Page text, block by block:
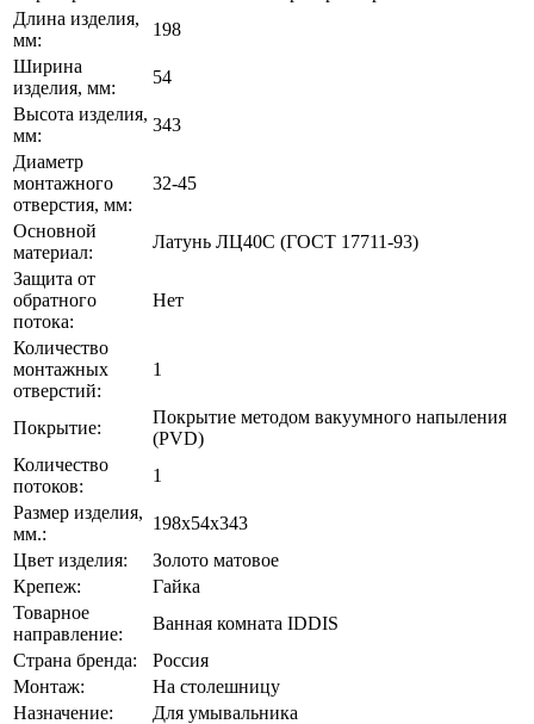
Длина изделия,
мм:
198
Ширина
изделия, мм:
54
Высота изделия,
мм:
343
Диаметр
монтажного
отверстия, мм:
32-45
Основной
материал:
Латунь ЛЦ40C (ГОСТ 17711-93)
Защита от
обратного
потока:
Нет
Количество
монтажных
отверстий:
1
Покрытие:
Покрытие методом вакуумного напыления
(PVD)
Количество
потоков:
1
Размер изделия,
мм.:
198х54х343
Цвет изделия:
Золото матовое
Крепеж:
Гайка
Товарное
направление:
Ванная комната IDDIS
Страна бренда:
Россия
Монтаж:
На столешницу
Назначение:
Для умывальника